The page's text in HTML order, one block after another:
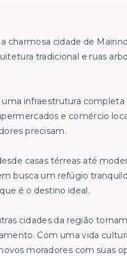
charmosa cidade de
tradicional e ruas
infraestrutura
e comércio
precisam.
casas térreas até
busca um refúgio
é o destino ideal.
cidades da região
Com uma vida
moradores com suas